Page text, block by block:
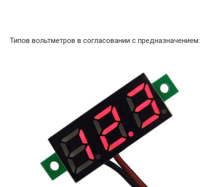
Типов вольтметров в согласовании с предназначением: